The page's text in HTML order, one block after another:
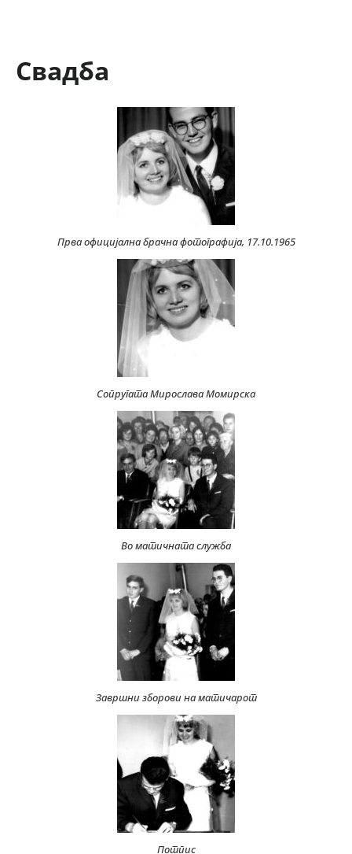
Свадба
Прва официјална брачна фотографија, 17.10.1965
Сопругата Мирослава Момирска
Во матичната служба
Завршни зборови на матичарот
Потпис